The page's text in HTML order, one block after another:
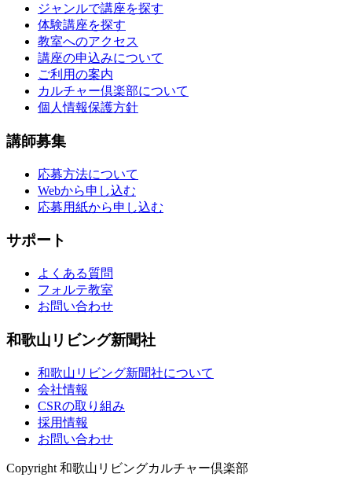
ジャンルで講座を探す
体験講座を探す
教室へのアクセス
講座の申込みについて
ご利用の案内
カルチャー倶楽部について
個人情報保護方針
講師募集
応募方法について
Webから申し込む
応募用紙から申し込む
サポート
よくある質問
フォルテ教室
お問い合わせ
和歌山リビング新聞社
和歌山リビング新聞社について
会社情報
CSRの取り組み
採用情報
お問い合わせ
Copyright 和歌山リビングカルチャー倶楽部